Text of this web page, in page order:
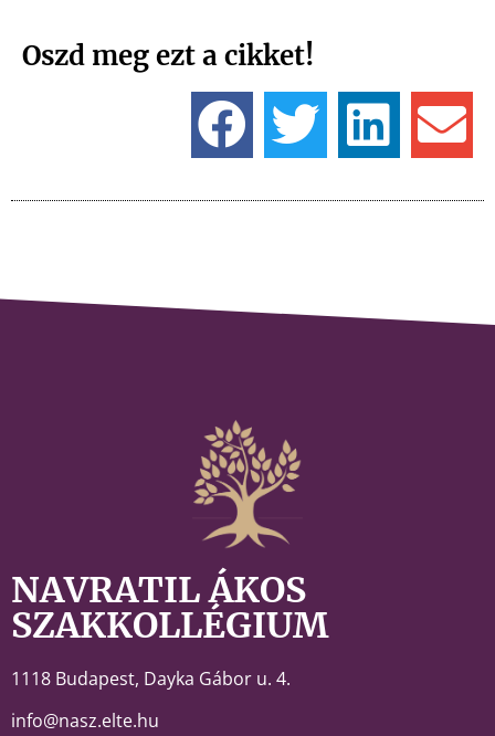
Oszd meg ezt a cikket!
NAVRATIL ÁKOS
SZAKKOLLÉGIUM
1118 Budapest, Dayka Gábor u. 4.
info@nasz.elte.hu